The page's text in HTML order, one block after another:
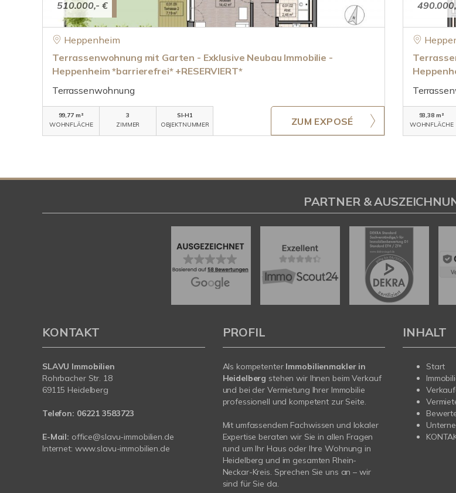
510.000,- €
Heppenheim
Terrassenwohnung mit Garten - Exklusive Neubau Immobilie -
Heppenheim *barrierefrei* +RESERVIERT*
Terrassenwohnung
99,77 m²
WOHNFLÄCHE
3
ZIMMER
SI-H1
OBJEKTNUMMER
ZUM EXPOSÉ
93,38 m²
WOHNFLÄCHE
PARTNER &
KONTAKT
SLAVU Immobilien
Rohrbacher Str. 18
69115 Heidelberg
Telefon: 06221 3583723
E-Mail: office@slavu-immobilien.de
Internet: www.slavu-immobilien.de
PROFIL
Als kompetenter Immobilienmakler in
Heidelberg stehen wir Ihnen beim Verkauf
und bei der Vermietung Ihrer Immobilie
professionell und kompetent zur Seite.
Mit umfassendem Fachwissen und lokaler
Expertise beraten wir Sie in allen Fragen
rund um Ihr Haus oder Ihre Wohnung in
Heidelberg und im gesamten Rhein-
Neckar-Kreis. Sprechen Sie uns an – wir
sind für Sie da.
INHALT
Start